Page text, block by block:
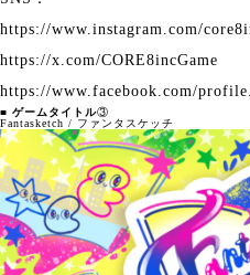
https://www.instagram.com/
https://x.com/CORE8incGame
https://www.facebook.com/
■ ゲームタイトル③
Fantasketch / ファンタスケッチ